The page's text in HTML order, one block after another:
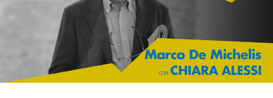
NEWSLETTER
I MIEI PREFERITI